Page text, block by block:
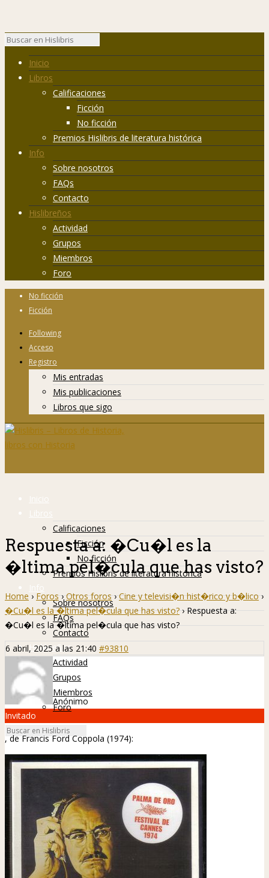
Inicio
Libros
Calificaciones
Ficción
No ficción
Premios Hislibris de literatura histórica
Info
Sobre nosotros
FAQs
Contacto
Hislibreños
Actividad
Grupos
Miembros
Foro
No ficción
Ficción
Following
Acceso
Registro
Mis entradas
Mis publicaciones
Libros que sigo
Inicio
Libros
Calificaciones
Ficción
No ficción
Premios Hislibris de literatura histórica
Info
Sobre nosotros
FAQs
Contacto
Hislibreños
Actividad
Grupos
Miembros
Foro
Respuesta a: �Cu�l es la
�ltima pel�cula que has visto?
Home › Foros › Otros foros › Cine y televisi�n hist�rico y b�lico ›
�Cu�l es la �ltima pel�cula que has visto? › Respuesta a:
�Cu�l es la �ltima pel�cula que has visto?
6 abril, 2025 a las 21:40 #93810
Anónimo
Invitado
, de Francis Ford Coppola (1974):